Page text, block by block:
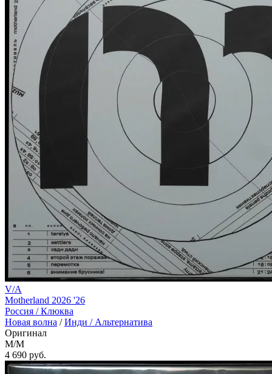
V/A
Motherland 2026 '26
Россия /Клюква
Новая волна /Инди / Альтернатива
Оригинал
M/M
4 690 руб.